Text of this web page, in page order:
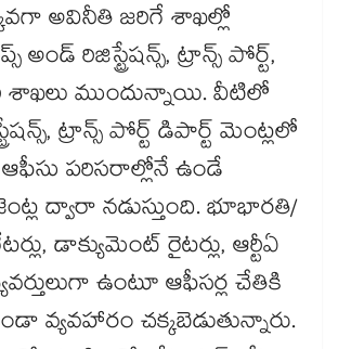
అవినీతి జరిగే శాఖల్లో
అండ్ రిజిస్ట్రేషన్స్, ట్రాన్స్ పోర్ట్,
శాఖలు ముందున్నాయి. వీటిలో
ట్రాన్స్ పోర్ట్ డిపార్ట్ మెంట్లలో
పరిసరాల్లోనే ఉండే
ద్వారా నడుస్తుంది. భూభారతి/
డాక్యుమెంట్ రైటర్లు, ఆర్టీఏ
ఉంటూ ఆఫీసర్ల చేతికి
వ్యవహారం చక్కబెడుతున్నారు.